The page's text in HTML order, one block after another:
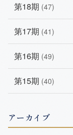
第18期 (47)
第17期 (41)
第16期 (49)
第15期 (40)
アーカイブ